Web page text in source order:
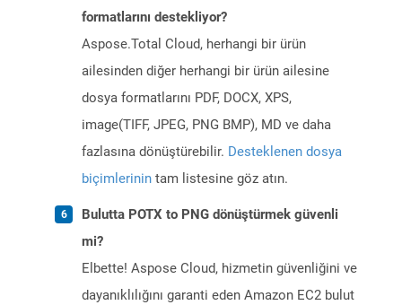
formatlarını destekliyor?
Aspose.Total Cloud, herhangi bir ürün
ailesinden diğer herhangi bir ürün ailesine
dosya formatlarını PDF, DOCX, XPS,
image(TIFF, JPEG, PNG BMP), MD ve daha
fazlasına dönüştürebilir. Desteklenen dosya
biçimlerinin tam listesine göz atın.
Bulutta POTX to PNG dönüştürmek güvenli
mi?
Elbette! Aspose Cloud, hizmetin güvenliğini ve
dayanıklılığını garanti eden Amazon EC2 bulut